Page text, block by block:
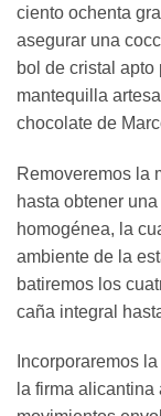
ciento ochenta
asegurar una
bol de cristal
mantequilla
chocolate de
Removeremos la
hasta obtener
homogénea, la
ambiente de la
batiremos los
caña integral
Incorporaremos
la firma